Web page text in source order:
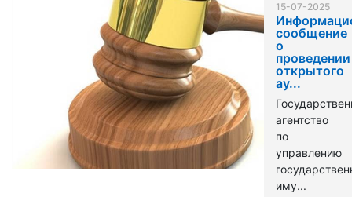
15-07-2025
сообщение
о
проведении
открытого
ау...
агентство
по
управлению
иму...